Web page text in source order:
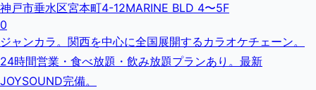
神戸市垂水区宮本町4-12MARINE BLD 4〜5F
0
ジャンカラ。関西を中心に全国展開するカラオケチェーン。
24時間営業・食べ放題・飲み放題プランあり。最新
JOYSOUND完備。